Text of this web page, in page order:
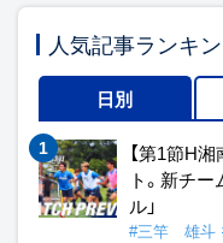
人気記事ランキ
日別
【第1節H
ト。新チ
ル」
#三竿 雄斗